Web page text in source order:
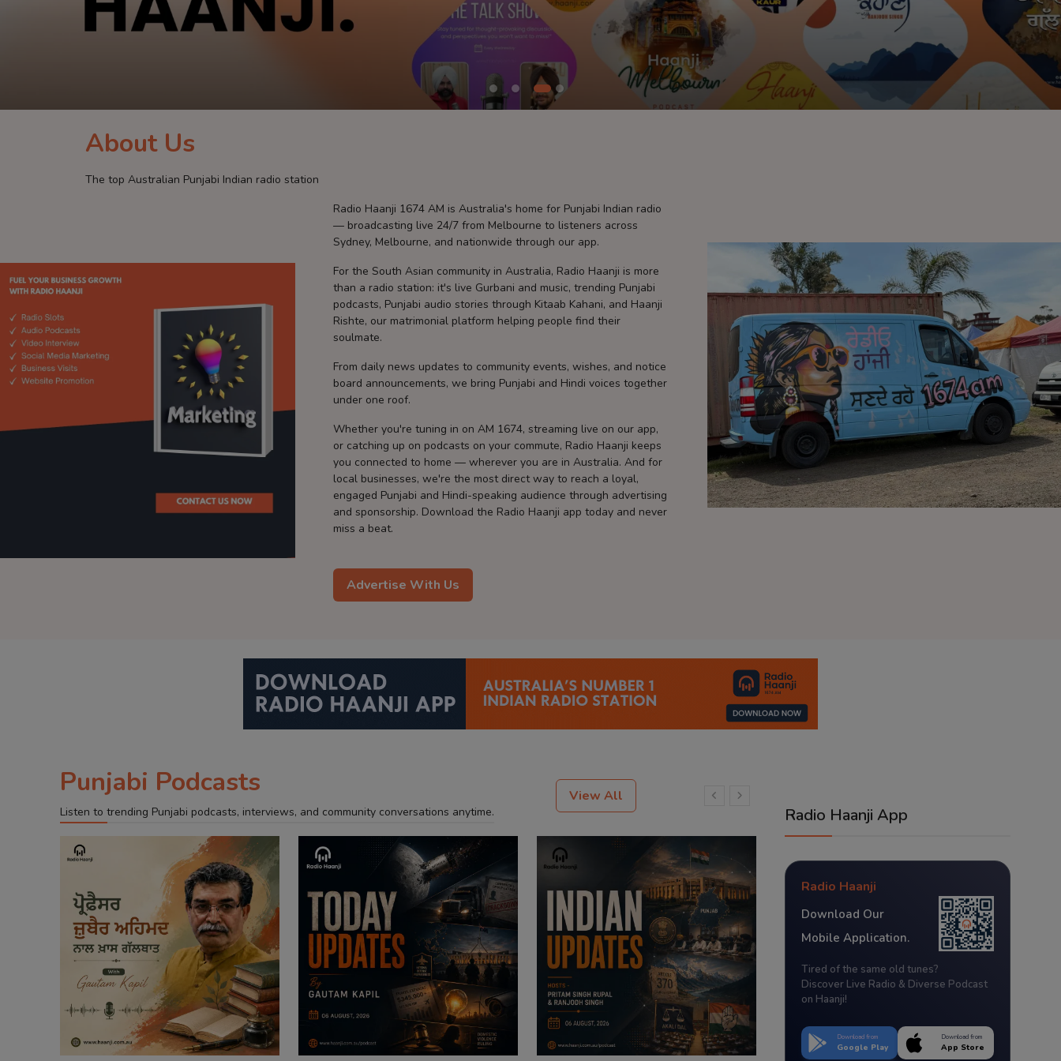
About Us
The top Australian Punjabi Indian radio station
Radio Haanji 1674 AM is Australia's home for Punjabi Indian radio
— broadcasting live 24/7 from Melbourne to listeners across
Sydney, Melbourne, and nationwide through our app.
For the South Asian community in Australia, Radio Haanji is more
than a radio station: it's live Gurbani and music, trending Punjabi
podcasts, Punjabi audio stories through Kitaab Kahani, and Haanji
Rishte, our matrimonial platform helping people find their
soulmate.
From daily news updates to community events, wishes, and notice
board announcements, we bring Punjabi and Hindi voices together
under one roof.
Whether you're tuning in on AM 1674, streaming live on our app,
or catching up on podcasts on your commute, Radio Haanji keeps
you connected to home — wherever you are in Australia. And for
local businesses, we're the most direct way to reach a loyal,
engaged Punjabi and Hindi-speaking audience through advertising
and sponsorship. Download the Radio Haanji app today and never
miss a beat.
Advertise With Us
Punjabi Podcasts
Listen to trending Punjabi podcasts, interviews, and community conversations anytime.
View All
Radio Haanji App
Radio Haanji
Download Our
Mobile Application.
Tired of the same old tunes?
Discover Live Radio & Diverse Podcast
on Haanji!
Download from
Google Play
Download from
App Store